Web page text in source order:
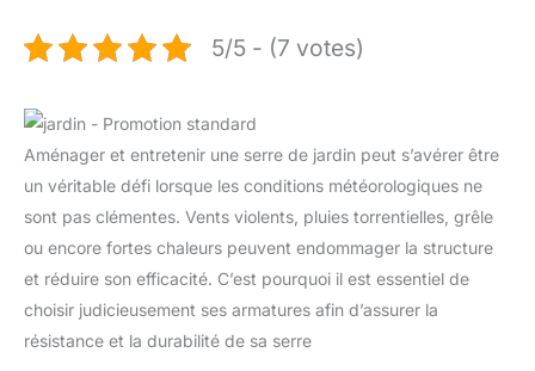
5/5 - (7 votes)
Aménager et entretenir une serre de jardin peut s’avérer être
un véritable défi lorsque les conditions météorologiques ne
sont pas clémentes. Vents violents, pluies torrentielles, grêle
ou encore fortes chaleurs peuvent endommager la structure
et réduire son efficacité. C’est pourquoi il est essentiel de
choisir judicieusement ses armatures afin d’assurer la
résistance et la durabilité de sa serre